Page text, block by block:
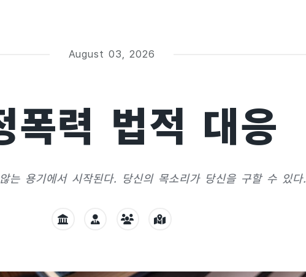
August 03, 2026
폭력 법적 대응
는 용기에서 시작된다. 당신의 목소리가 당신을 구할 수 있다.